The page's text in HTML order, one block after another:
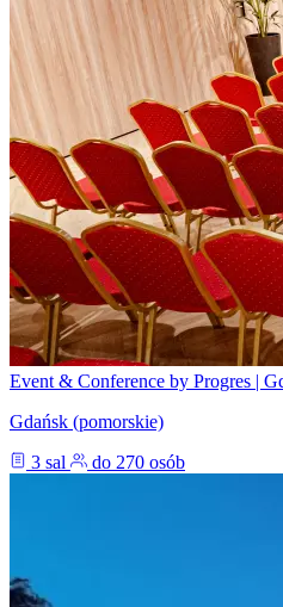
Event & Conference by Progres |
Gdańsk (pomorskie)
3 sal
do 270 osób